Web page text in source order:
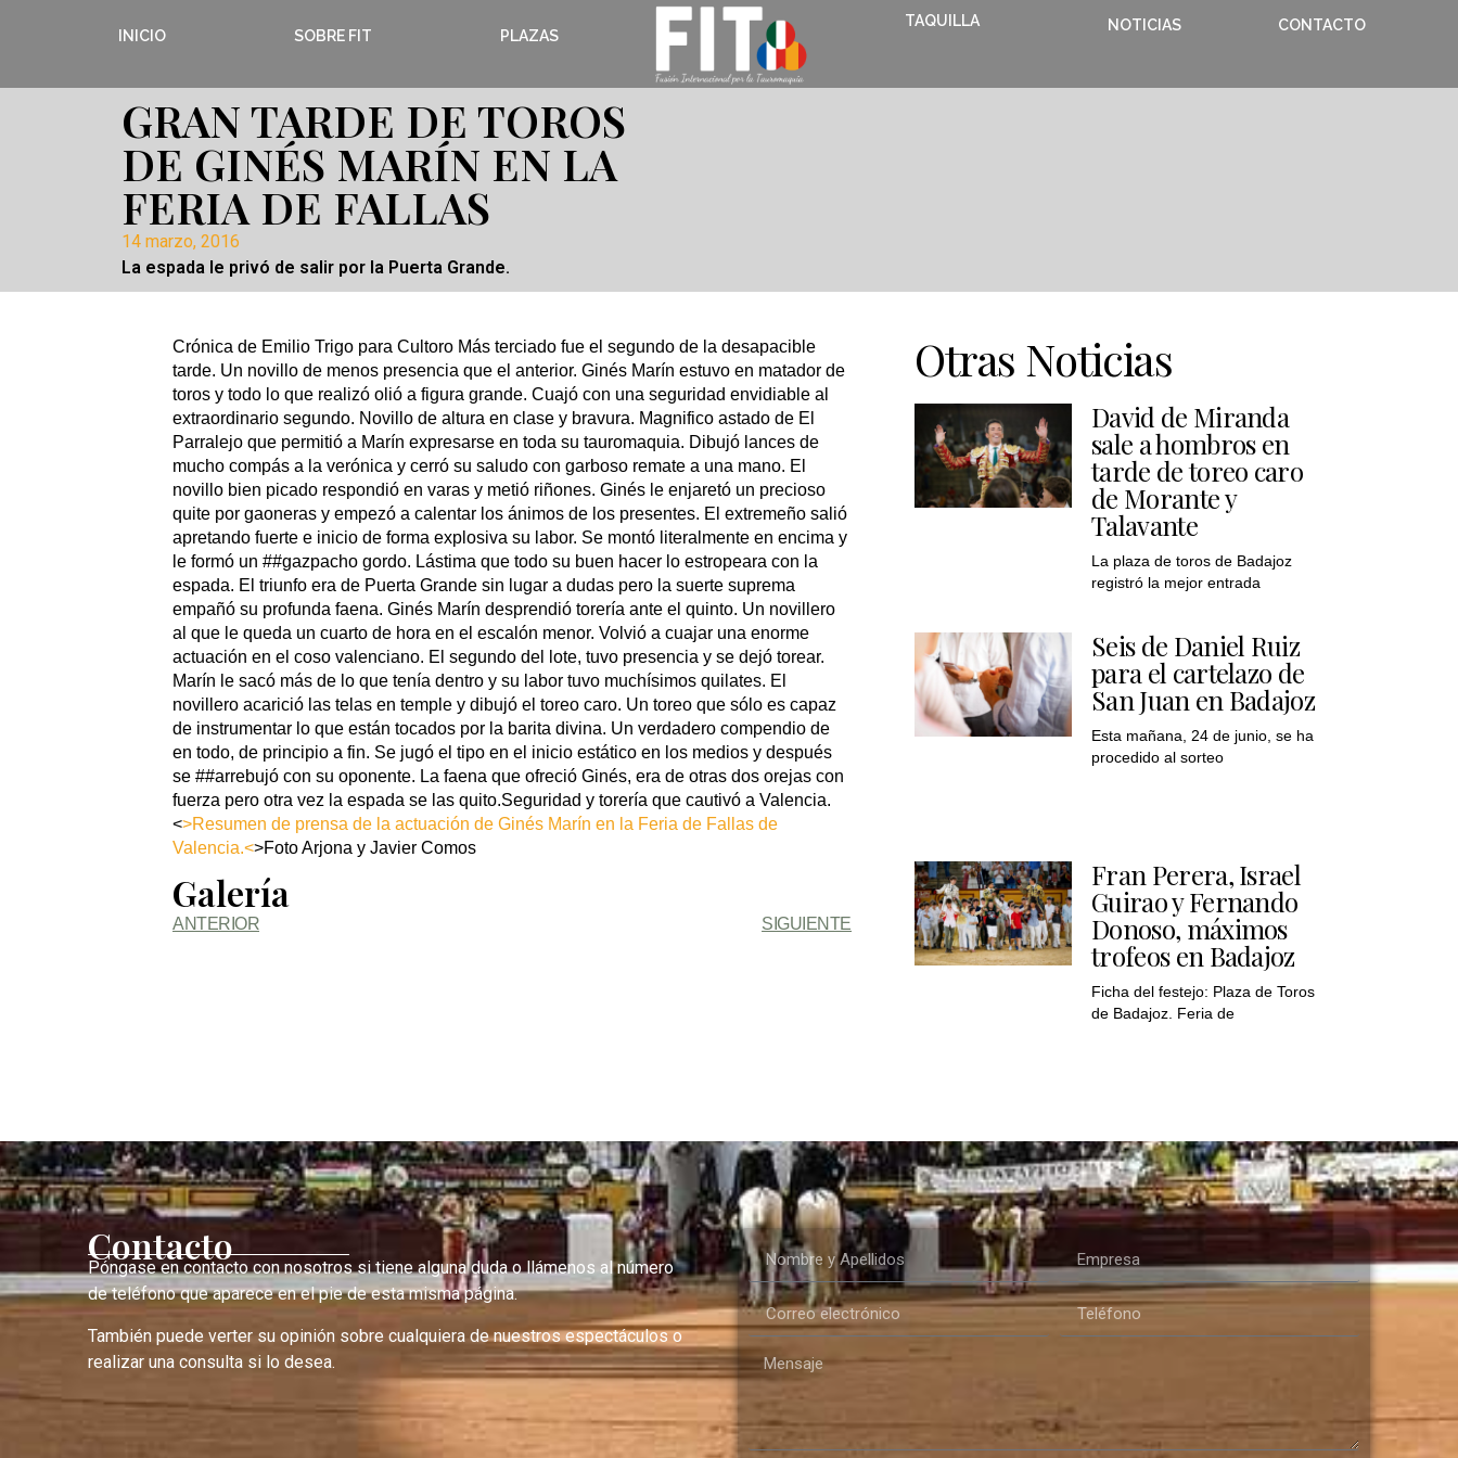
INICIO SOBRE FIT PLAZAS
TAQUILLA NOTICIAS CONTACTO
GRAN TARDE DE TOROS
DE GINÉS MARÍN EN LA
FERIA DE FALLAS
14 marzo, 2016
La espada le privó de salir por la Puerta Grande.
Crónica de Emilio Trigo para Cultoro Más terciado fue el segundo de la desapacible
tarde. Un novillo de menos presencia que el anterior. Ginés Marín estuvo en matador de
toros y todo lo que realizó olió a figura grande. Cuajó con una seguridad envidiable al
extraordinario segundo. Novillo de altura en clase y bravura. Magnifico astado de El
Parralejo que permitió a Marín expresarse en toda su tauromaquia. Dibujó lances de
mucho compás a la verónica y cerró su saludo con garboso remate a una mano. El
novillo bien picado respondió en varas y metió riñones. Ginés le enjaretó un precioso
quite por gaoneras y empezó a calentar los ánimos de los presentes. El extremeño salió
apretando fuerte e inicio de forma explosiva su labor. Se montó literalmente en encima y
le formó un ##gazpacho gordo. Lástima que todo su buen hacer lo estropeara con la
espada. El triunfo era de Puerta Grande sin lugar a dudas pero la suerte suprema
empañó su profunda faena. Ginés Marín desprendió torería ante el quinto. Un novillero
al que le queda un cuarto de hora en el escalón menor. Volvió a cuajar una enorme
actuación en el coso valenciano. El segundo del lote, tuvo presencia y se dejó torear.
Marín le sacó más de lo que tenía dentro y su labor tuvo muchísimos quilates. El
novillero acarició las telas en temple y dibujó el toreo caro. Un toreo que sólo es capaz
de instrumentar lo que están tocados por la barita divina. Un verdadero compendio de
en todo, de principio a fin. Se jugó el tipo en el inicio estático en los medios y después
se ##arrebujó con su oponente. La faena que ofreció Ginés, era de otras dos orejas con
fuerza pero otra vez la espada se las quito.Seguridad y torería que cautivó a Valencia.
<>Resumen de prensa de la actuación de Ginés Marín en la Feria de Fallas de
Valencia.<>Foto Arjona y Javier Comos
Galería
ANTERIOR SIGUIENTE
Otras Noticias
David de Miranda
sale a hombros en
tarde de toreo caro
de Morante y
Talavante
La plaza de toros de Badajoz
registró la mejor entrada
Seis de Daniel Ruiz
para el cartelazo de
San Juan en Badajoz
Esta mañana, 24 de junio, se ha
procedido al sorteo
Fran Perera, Israel
Guirao y Fernando
Donoso, máximos
trofeos en Badajoz
Ficha del festejo: Plaza de Toros
de Badajoz. Feria de
Contacto
Póngase en contacto con nosotros si tiene alguna duda o llámenos al número
de teléfono que aparece en el pie de esta misma página.
También puede verter su opinión sobre cualquiera de nuestros espectáculos o
realizar una consulta si lo desea.